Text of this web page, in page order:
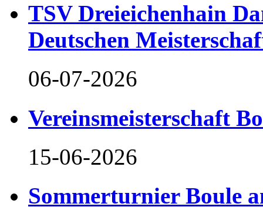
TSV Dreieichenhain
Deutschen
06-07-2026
Vereinsmeisterschaft
15-06-2026
Sommerturnier Boule